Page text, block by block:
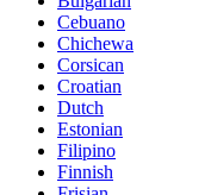
Cebuano
Chichewa
Corsican
Croatian
Dutch
Estonian
Filipino
Finnish